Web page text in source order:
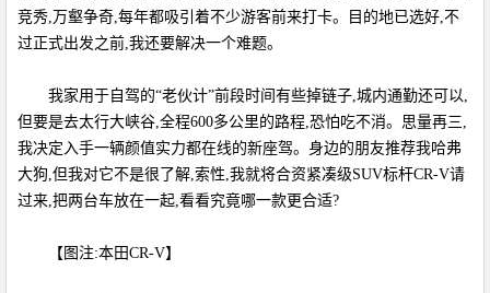
竞秀,万壑争奇,每年都吸引着不少游客前来打卡。目的地已选好,不
过正式出发之前,我还要解决一个难题。
我家用于自驾的“老伙计”前段时间有些掉链子,城内通勤还可以,
但要是去太行大峡谷,全程600多公里的路程,恐怕吃不消。思量再三,
我决定入手一辆颜值实力都在线的新座驾。身边的朋友推荐我哈弗
大狗,但我对它不是很了解,索性,我就将合资紧凑级SUV标杆CR-V请
过来,把两台车放在一起,看看究竟哪一款更合适?
【图注:本田CR-V】